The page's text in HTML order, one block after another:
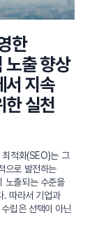
한
노출 향상
서 지속
한 실천
적화(SEO)는 그
으로 발전하는
노출되는 수준을
. 따라서 기업과
립은 선택이 아닌